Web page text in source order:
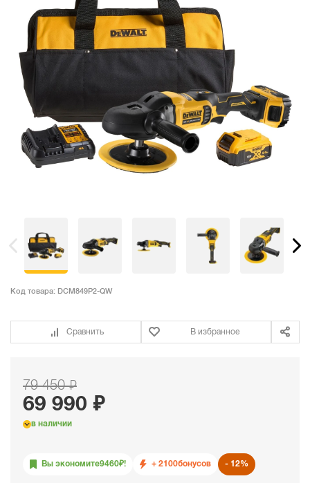
Код товара: DCM849P2-QW
Сравнить В избранное
79 450 ₽
69 990 ₽
в наличии
Вы экономите9460₽! + 2100бонусов 12%